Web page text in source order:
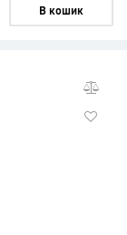
В кошик